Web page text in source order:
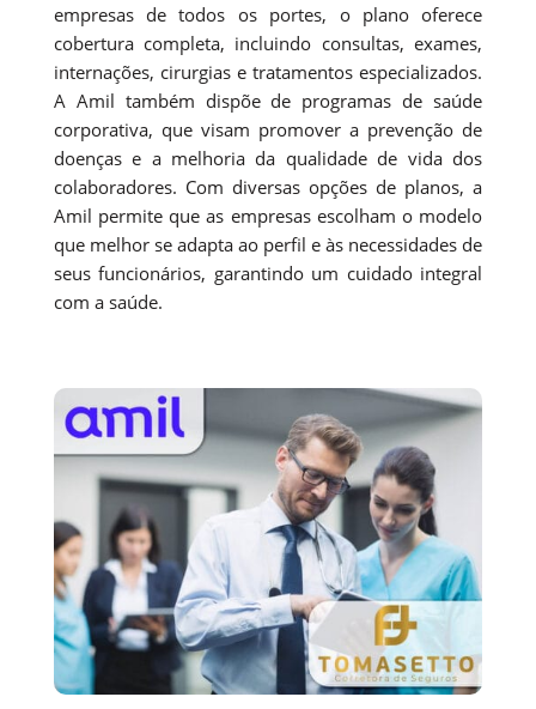
empresas de todos os portes, o plano oferece
cobertura completa, incluindo consultas, exames,
internações, cirurgias e tratamentos especializados.
A Amil também dispõe de programas de saúde
corporativa, que visam promover a prevenção de
doenças e a melhoria da qualidade de vida dos
colaboradores. Com diversas opções de planos, a
Amil permite que as empresas escolham o modelo
que melhor se adapta ao perfil e às necessidades de
seus funcionários, garantindo um cuidado integral
com a saúde.